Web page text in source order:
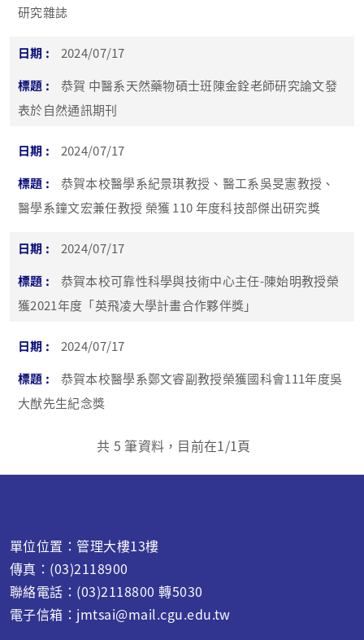
研究雜誌
2024/07/17
恭賀 中醫系天然藥物碩士班陳金銓老師研究論文發
表於自然通訊期刊
2024/07/17
恭賀本校醫學系紀景琪教授、醫工系吳旻憲教授、
醫學系鐘文宏兼任教授 榮獲 110 年度科技部傑出研究獎
2024/07/17
恭賀本校可靠性科學與技術中心主任-陳始明教授榮
獲2021年度「英飛凌大學計畫合作夥伴獎」
2024/07/17
恭賀本校醫學系鄭文睿副教授榮獲國科會111年度吳
大猷先生紀念獎
共 5 筆資料，目前在1/1頁
單位位置：管理大樓13樓
傳真：(03)2118900
聯絡電話：(03)2118800 轉5030
電子信箱：jmtsai@mail.cgu.edu.tw